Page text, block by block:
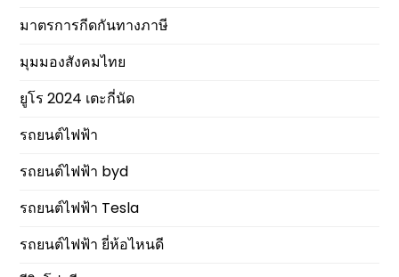
มาตรการกีดกันทางภาษี
มุมมองสังคมไทย
ยูโร 2024 เตะกี่นัด
รถยนต์ไฟฟ้า
รถยนต์ไฟฟ้า byd
รถยนต์ไฟฟ้า Tesla
รถยนต์ไฟฟ้า ยี่ห้อไหนดี